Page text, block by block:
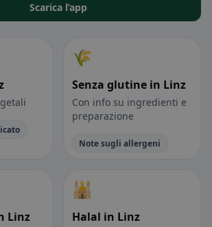
Scarica l’app
🌾
Senza glutine in Linz
Con info su ingredienti e
preparazione
Note sugli allergeni
Linz
🕌
Halal in Linz